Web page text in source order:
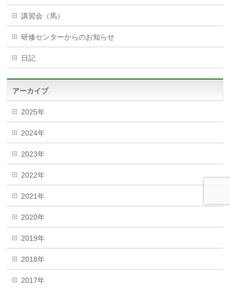
講習会（馬）
研修センターからのお知らせ
日記
アーカイブ
2025年
2024年
2023年
2022年
2021年
2020年
2019年
2018年
2017年